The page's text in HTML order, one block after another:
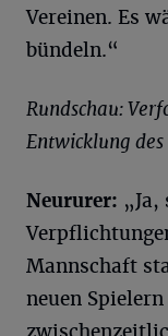
Vereinen. Es
bündeln.“
Rundschau:
Entwicklung des
Neururer:
Mannschaft
neuen